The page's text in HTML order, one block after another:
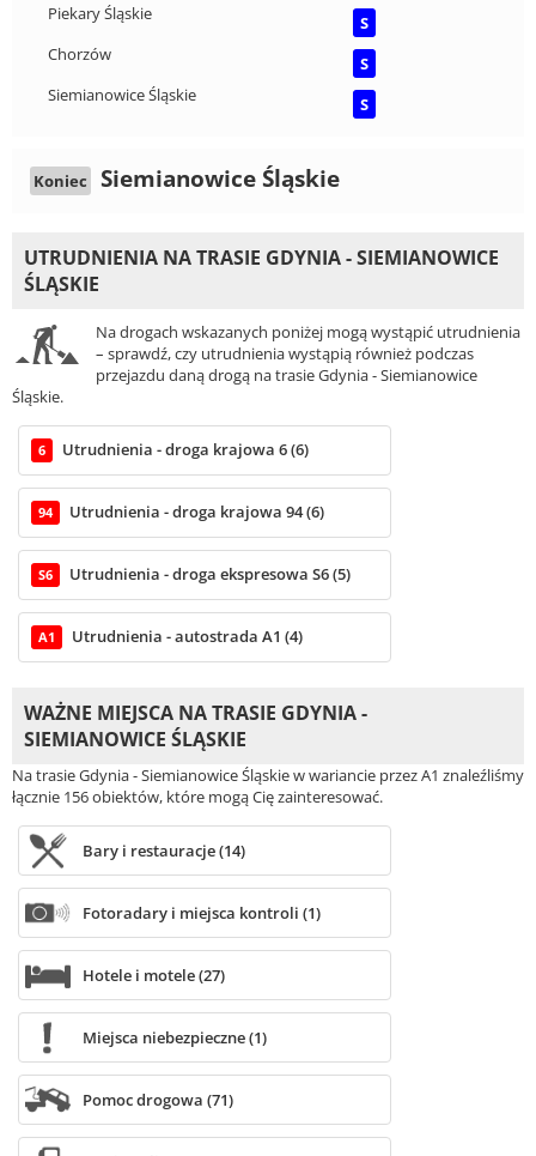
Piekary Śląskie
S
Chorzów
S
Siemianowice Śląskie
S
Koniec Siemianowice Śląskie
UTRUDNIENIA NA TRASIE GDYNIA - SIEMIANOWICE
ŚLĄSKIE
Na drogach wskazanych poniżej mogą wystąpić utrudnienia
– sprawdź, czy utrudnienia wystąpią również podczas
przejazdu daną drogą na trasie Gdynia - Siemianowice
Śląskie.
6 Utrudnienia - droga krajowa 6 (6)
94 Utrudnienia - droga krajowa 94 (6)
S6 Utrudnienia - droga ekspresowa S6 (5)
A1 Utrudnienia - autostrada A1 (4)
WAŻNE MIEJSCA NA TRASIE GDYNIA -
SIEMIANOWICE ŚLĄSKIE
Na trasie Gdynia - Siemianowice Śląskie w wariancie przez A1 znaleźliśmy
łącznie 156 obiektów, które mogą Cię zainteresować.
Bary i restauracje (14)
Fotoradary i miejsca kontroli (1)
Hotele i motele (27)
Miejsca niebezpieczne (1)
Pomoc drogowa (71)